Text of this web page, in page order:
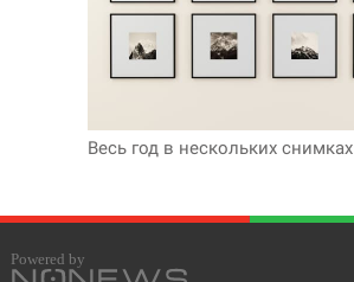
Весь год в нескольких снимках